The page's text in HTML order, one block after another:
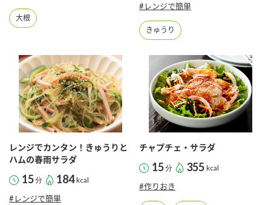
大根
#レンジで簡単
きゅうり
レンジでカンタン！きゅうりと
ハムの春雨サラダ
15分 184 kcal
#レンジで簡単
チャプチェ・サラダ
15分 355 kcal
#作りおき